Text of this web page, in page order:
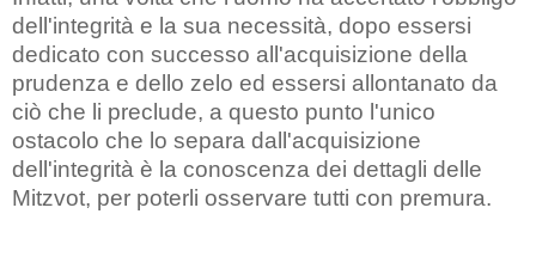
dell'integrità e la sua necessità, dopo essersi
dedicato con successo all'acquisizione della
prudenza e dello zelo ed essersi allontanato da
ciò che li preclude, a questo punto l'unico
ostacolo che lo separa dall'acquisizione
dell'integrità è la conoscenza dei dettagli delle
Mitzvot, per poterli osservare tutti con premura.